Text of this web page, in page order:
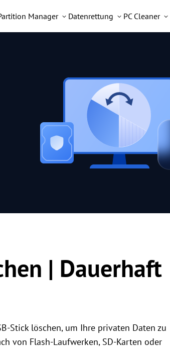
Manager Datenrettung PC Cleaner
| Dauerhaft
Stick löschen, um Ihre privaten Daten zu
von Flash-Laufwerken, SD-Karten oder